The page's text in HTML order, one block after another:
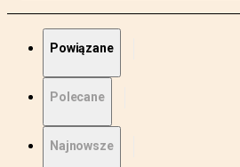
Powiązane
Polecane
Najnowsze